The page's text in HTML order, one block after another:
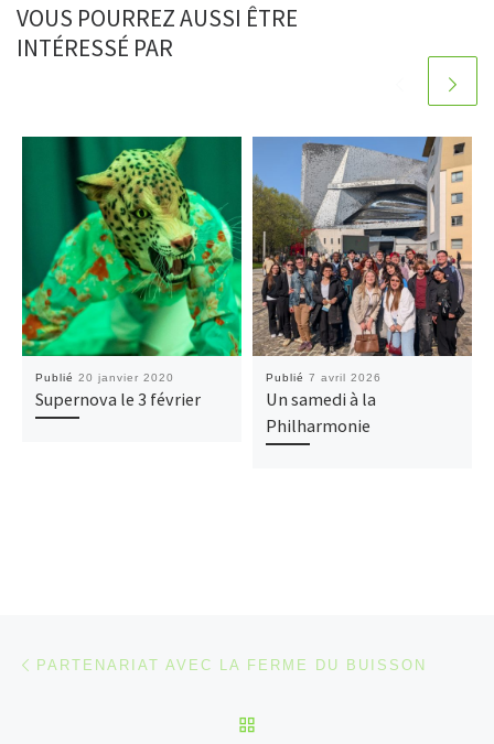
VOUS POURREZ AUSSI ÊTRE
INTÉRESSÉ PAR
Publié 20 janvier 2020
Supernova le 3 février
Publié 7 avril 2026
Un samedi à la
Philharmonie
Parcourir les articles
PARTENARIAT AVEC LA FERME DU BUISSON